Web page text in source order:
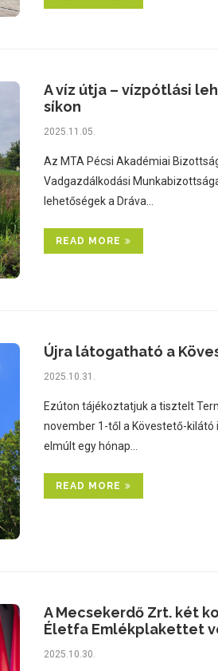
A víz útja – vízpótlási
síkon
2025.11.05.
Az MTA Pécsi Akadémiai
Vadgazdálkodási
lehetőségek a Dráva…
READ MORE
Újra látogatható a
2025.10.31.
Ezúton tájékoztatjuk a tisztelt
november 1-től a Kövestető-
elmúlt egy hónap…
READ MORE
A Mecsekerdő Zrt. két
Életfa Emlékplakettet
2025.10.30.